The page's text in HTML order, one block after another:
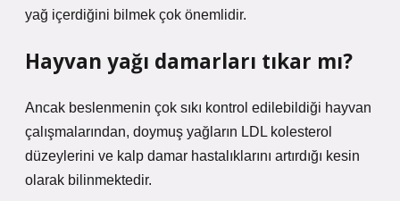
yağ içerdiğini bilmek çok önemlidir.
Hayvan yağı damarları tıkar mı?
Ancak beslenmenin çok sıkı kontrol edilebildiği hayvan
çalışmalarından, doymuş yağların LDL kolesterol
düzeylerini ve kalp damar hastalıklarını artırdığı kesin
olarak bilinmektedir.